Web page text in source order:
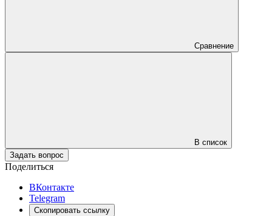
Сравнение
В список
Задать вопрос
Поделиться
ВКонтакте
Telegram
Скопировать ссылку